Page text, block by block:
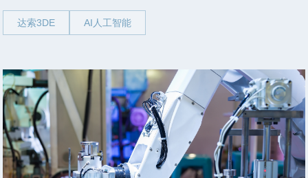
达索3DE AI人工智能